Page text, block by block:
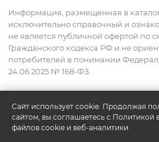
Информация, размещенная в
исключительно справочный и
не является публичной офертой по
Гражданского кодекса РФ и не
потребителей в понимании
24.06.2025 № 168-ФЗ.
Сайт использует cookie. Продолжая
сайтом, вы соглашаетесь с Политикой
файлов cookie и веб-аналитики.